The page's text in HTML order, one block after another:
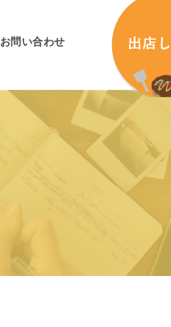
お問い合わせ
加盟方法
加盟申
キッチ
キッチ